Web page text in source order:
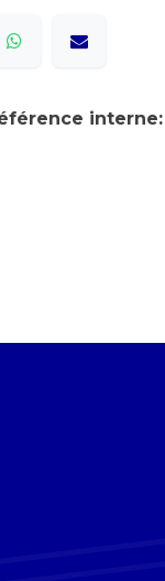
interne: